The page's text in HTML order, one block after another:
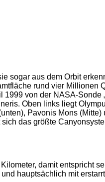
sogar aus dem Orbit
rund vier Millionen
von der NASA-Sonde
Oben links liegt
Pavonis Mons
das größte
damit entspricht
hauptsächlich mit